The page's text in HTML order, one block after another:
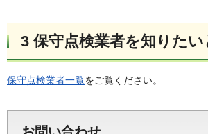
3 保守点検業者を知りたい
保守点検業者一覧をご覧ください。